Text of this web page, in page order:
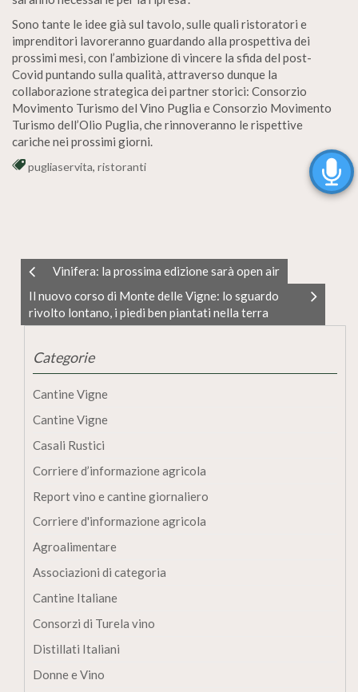
Sono tante le idee già sul tavolo, sulle quali ristoratori e
imprenditori lavoreranno guardando alla prospettiva dei
prossimi mesi, con l’ambizione di vincere la sfida del post-
Covid puntando sulla qualità, attraverso dunque la
collaborazione strategica dei partner storici: Consorzio
Movimento Turismo del Vino Puglia e Consorzio Movimento
Turismo dell’Olio Puglia, che rinnoveranno le rispettive
cariche nei prossimi giorni.
pugliaservita, ristoranti
Vinifera: la prossima edizione sarà open air
Il nuovo corso di Monte delle Vigne: lo sguardo
rivolto lontano, i piedi ben piantati nella terra
Categorie
Cantine Vigne
Cantine Vigne
Casali Rustici
Corriere d’informazione agricola
Report vino e cantine giornaliero
Corriere d'informazione agricola
Agroalimentare
Associazioni di categoria
Cantine Italiane
Consorzi di Turela vino
Distillati Italiani
Donne e Vino